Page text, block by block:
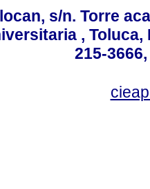
s/n. Torre
, Toluca,
215-